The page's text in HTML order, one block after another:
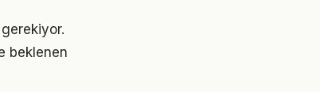
beklenen